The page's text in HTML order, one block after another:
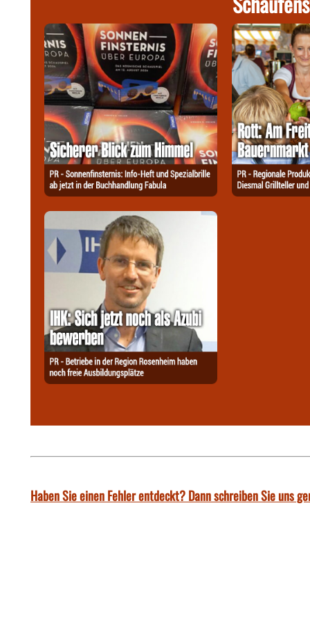
Haben Sie einen Fehler entdeckt? Dann schreiben Sie uns